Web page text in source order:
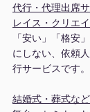
代行・代理出席
レイス・クリエ
「安い」「格安
にしない、依頼
行サービスです。
結婚式・葬式な